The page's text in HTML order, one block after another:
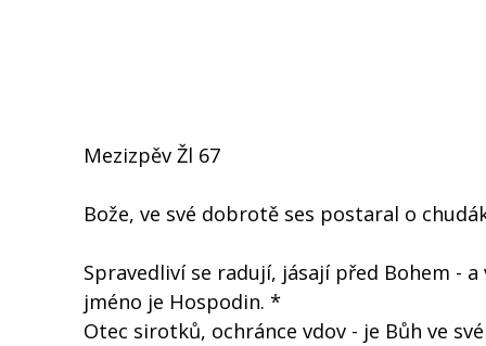
Mezizpěv Žl 67
Bože, ve své dobrotě ses postaral o
Spravedliví se radují, jásají před Bohem -
jméno je Hospodin. *
Otec sirotků, ochránce vdov - je Bůh ve